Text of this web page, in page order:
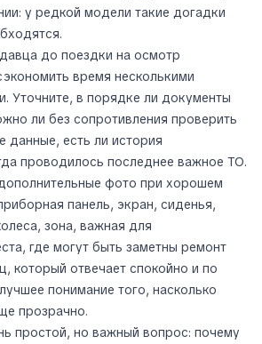
у редкой модели такие догадки
до поездки на осмотр
время несколькими
Уточните, в порядке ли документы
ли без сопротивления проверить
данные, есть ли история
проводилось последнее важное ТО.
фото при хорошем
панель, экран, сиденья,
зона, важная для
где могут быть заметны ремонт
который отвечает спокойно и по
понимание того, насколько
прозрачно.
простой, но важный вопрос: почему